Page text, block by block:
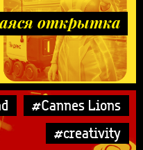
открытка
#Cannes Lions
#creativity